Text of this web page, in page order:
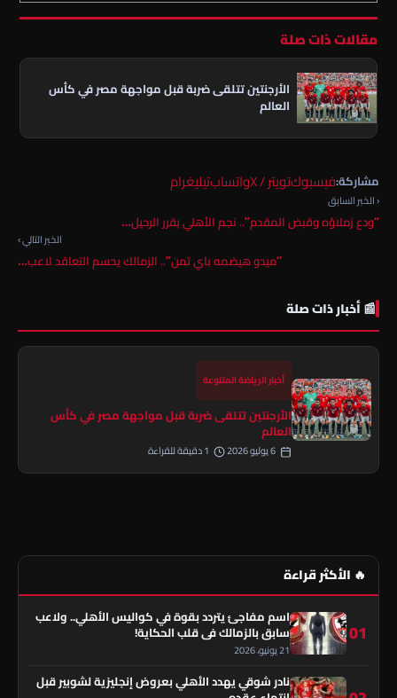
مقالات ذات صلة
الأرجنتين تتلقى ضربة قبل مواجهة مصر في كأس
العالم
مشاركة:فيسبوكتويتر / X واتسابتيليغرام
‹ الخبر السابق
“ودع زملاؤه وقبض المقدم”.. نجم الأهلي يقرر الرحيل…
الخبر التالي ›
“ميدو هيضمه باي تمن”.. الزمالك يحسم التعاقد لاعب…
📰 أخبار ذات صلة
أخبار الرياضة المتنوعة
الأرجنتين تتلقى ضربة قبل مواجهة مصر في كأس
العالم
🔥 الأكثر قراءة
01
اسم مفاجئ يتردد بقوة في كواليس الأهلي.. ولاعب
سابق بالزمالك في قلب الحكاية!
21 يونيو، 2026
نادر شوقي يهدد الأهلي بعروض إنجليزية لشوبير قبل